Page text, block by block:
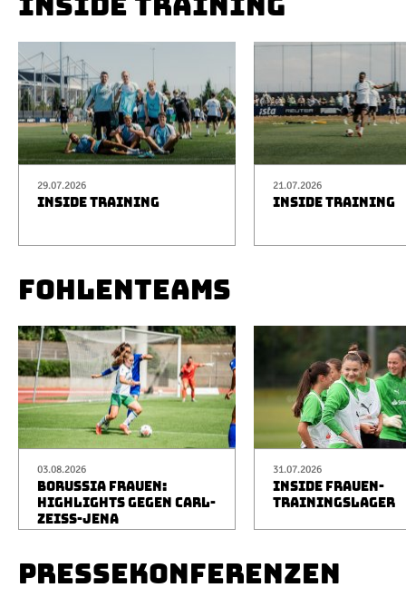
INSIDE TRAINING
29.07.2026
INSIDE TRAINING
21.07.2026
INSIDE TRAINING
FOHLENTEAMS
03.08.2026
BORUSSIA FRAUEN:
HIGHLIGHTS GEGEN CARL-
ZEISS-JENA
31.07.2026
INSIDE FRAUEN-
TRAININGSLAGER
PRESSEKONFERENZEN